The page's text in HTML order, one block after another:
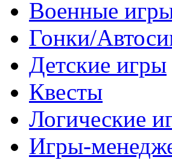
Военные
Гонки/
Детские игры
Квесты
Логические
Игры-